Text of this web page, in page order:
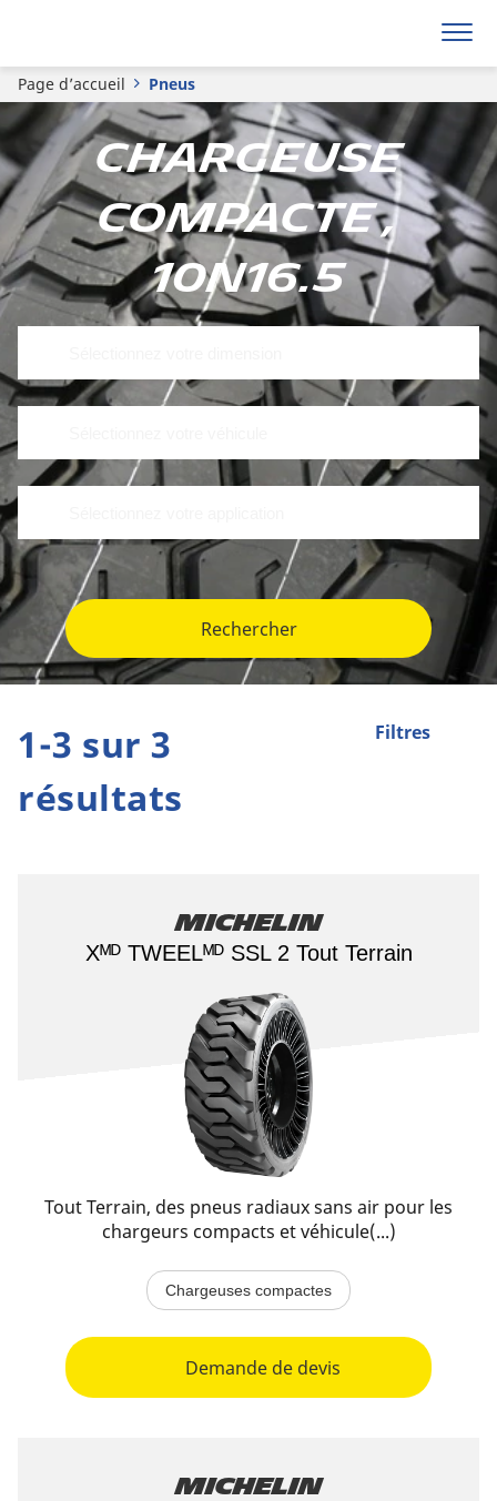
Page d’accueil Pneus
Chargeuse
compacte ,
10N16.5
Rechercher
Filtres
1-3 sur 3
résultats
Michelin
Xᴹᴰ TWEELᴹᴰ SSL 2 Tout Terrain
Tout Terrain, des pneus radiaux sans air pour les
chargeurs compacts et véhicule(...)
Chargeuses compactes
Demande de devis
Michelin